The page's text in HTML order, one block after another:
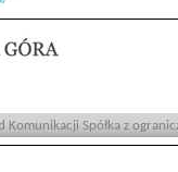
Komunikacji Spółka z